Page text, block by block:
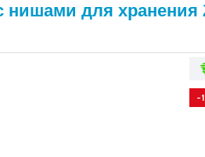
для хранения
-